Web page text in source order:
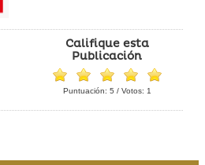
Califique esta
Publicación
Puntuación: 5 / Votos: 1